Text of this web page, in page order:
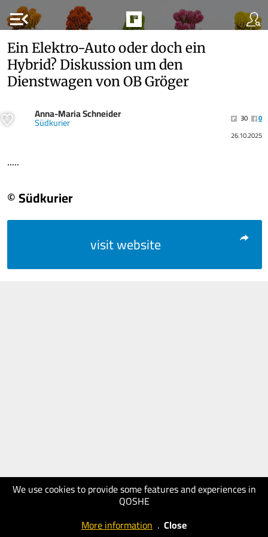
menu_open
We use cookies to provide some features and experiences in
QOSHE
More information . Close
Ein Elektro-Auto oder doch ein
Hybrid? Diskussion um den
Dienstwagen von OB Gröger
Anna-Maria Schneider
Südkurier 30
0
26.10.2025
.....
© Südkurier
visit website